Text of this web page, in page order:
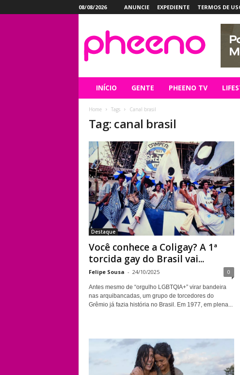
08/08/2026 ANUNCIE EXPEDIENTE TERMOS DE
INÍCIO GENTE PHEENO TV
Home Tags Canal brasil
Tag: canal brasil
Destaque
Você conhece a Coligay? A 1ª
torcida gay do Brasil vai...
Felipe Sousa - 24/10/2025 0
Antes mesmo de “orgulho LGBTQIA+” virar bandeira
nas arquibancadas, um grupo de torcedores do
Grêmio já fazia história no Brasil. Em 1977, em plena...